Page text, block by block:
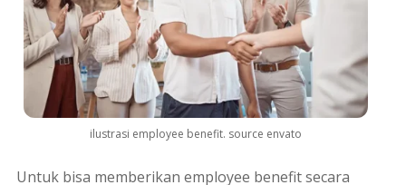
ilustrasi employee benefit. source envato
Untuk bisa memberikan employee benefitsecara